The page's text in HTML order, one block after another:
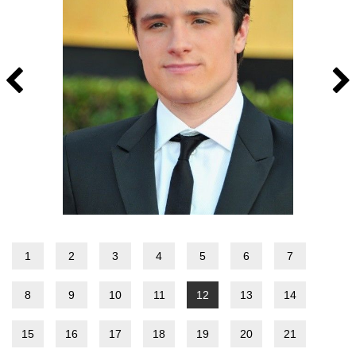
1 2 3 4 5 6 7
8 9 10 11 12 13 14
15 16 17 18 19 20 21